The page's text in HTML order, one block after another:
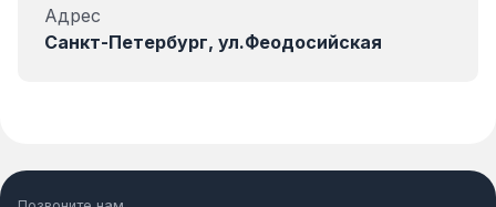
Адрес
Санкт-Петербург, ул.Феодосийская